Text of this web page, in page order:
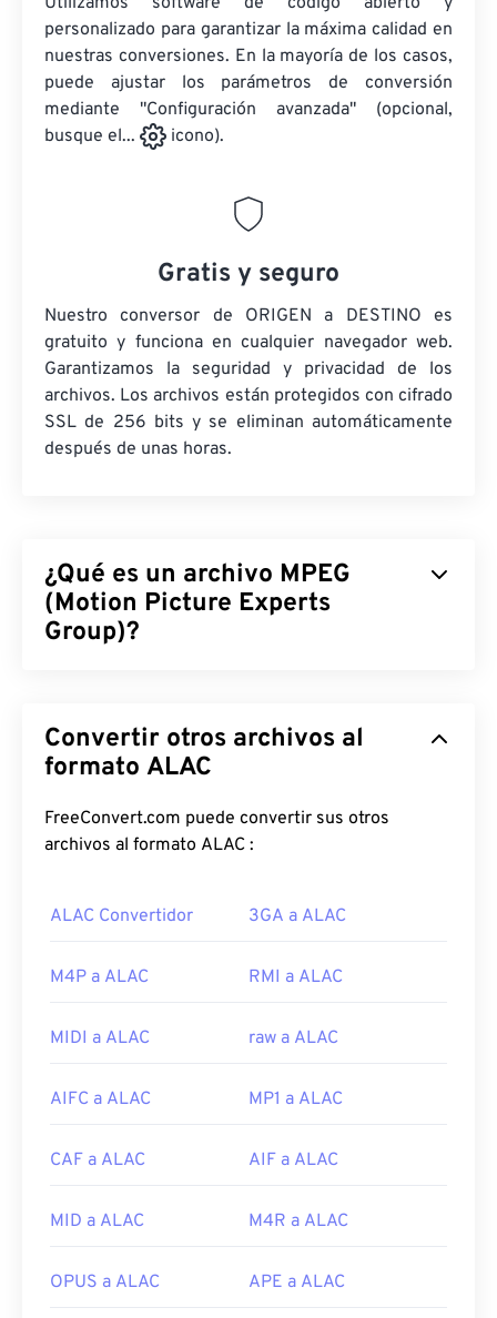
personalizado para garantizar la máxima calidad en
nuestras conversiones. En la mayoría de los casos,
puede ajustar los parámetros de conversión
mediante "Configuración avanzada" (opcional,
busque el...
icono).
Gratis y seguro
Nuestro conversor de ORIGEN a DESTINO es
gratuito y funciona en cualquier navegador web.
Garantizamos la seguridad y privacidad de los
archivos. Los archivos están protegidos con cifrado
SSL de 256 bits y se eliminan automáticamente
después de unas horas.
¿Qué es un archivo MPEG
(Motion Picture Experts
Group)?
como el nombre de la organización que desarrolló
los estándares del formato. Este formato de
mediantecódecs , lo que produce archivos
pequeños de calidad relativamente buena. La
operativo. En Windows, se abren enel Reproductor
QuickTime. No admite capítulos, subtítulos,
transmitir por internet o reproducir en un
A veces, abrir un archivo MPEG requiere el uso de
contiene un vídeo MPEG-2. En ese caso,
Convertir otros archivos al
formato ALAC
FreeConvert.com puede convertir sus otros
archivos al formato ALAC :
ALAC Convertidor 3GA a ALAC
M4P a ALAC RMI a ALAC
MIDI a ALAC raw a ALAC
AIFC a ALAC MP1 a ALAC
CAF a ALAC AIF a ALAC
MID a ALAC M4R a ALAC
OPUS a ALAC APE a ALAC